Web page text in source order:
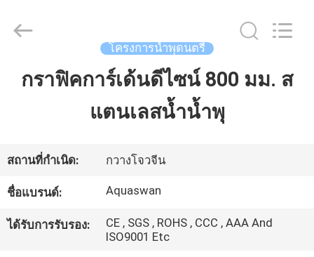
บ้าน
เกี่ยว
กับ
water
co,.ltd.
โครงการน้ำพุดนตรี
กราฟิคการ์เด้นดีไซน์ 800 มม. ส
แตนเลสน้ำน้ำพุ
สถานที่กำเนิด: กวางโจวจีน
ชื่อแบรนด์: Aquaswan
ได้รับการรับรอง:
CE , SGS , ROHS , CCC , AAA And
ISO9001 Etc